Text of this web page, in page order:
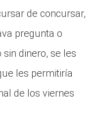
de concursar,
pregunta o
dinero, se les
les permitiría
de los viernes